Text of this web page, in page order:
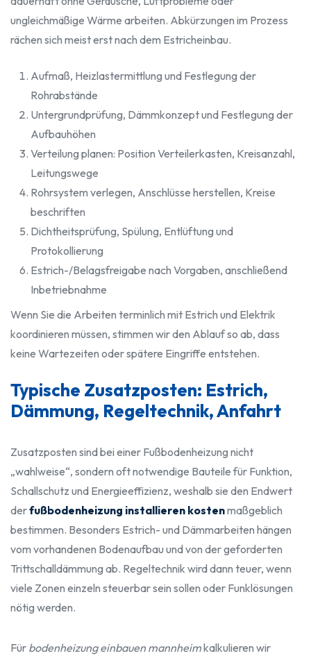
ungleichmäßige Wärme arbeiten. Abkürzungen im Prozess
rächen sich meist erst nach dem Estricheinbau.
Aufmaß, Heizlastermittlung und Festlegung der
Rohrabstände
Untergrundprüfung, Dämmkonzept und Festlegung der
Aufbauhöhen
Verteilung planen: Position Verteilerkasten, Kreisanzahl,
Leitungswege
Rohrsystem verlegen, Anschlüsse herstellen, Kreise
beschriften
Dichtheitsprüfung, Spülung, Entlüftung und
Protokollierung
Estrich-/Belagsfreigabe nach Vorgaben, anschließend
Inbetriebnahme
Wenn Sie die Arbeiten terminlich mit Estrich und Elektrik
koordinieren müssen, stimmen wir den Ablauf so ab, dass
keine Wartezeiten oder spätere Eingriffe entstehen.
Typische Zusatzposten: Estrich,
Dämmung, Regeltechnik, Anfahrt
Zusatzposten sind bei einer Fußbodenheizung nicht
„wahlweise“, sondern oft notwendige Bauteile für Funktion,
Schallschutz und Energieeffizienz, weshalb sie den Endwert
derfußbodenheizung installieren kostenmaßgeblich
bestimmen. Besonders Estrich- und Dämmarbeiten hängen
vom vorhandenen Bodenaufbau und von der geforderten
Trittschalldämmung ab. Regeltechnik wird dann teuer, wenn
viele Zonen einzeln steuerbar sein sollen oder Funklösungen
nötig werden.
Für bodenheizung einbauen mannheimkalkulieren wir